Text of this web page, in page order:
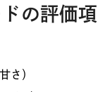
の評価
さ）